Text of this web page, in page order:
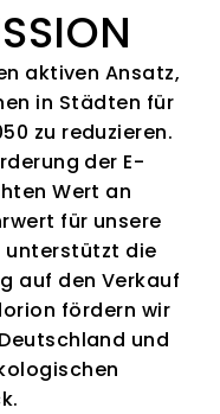
aktiven Ansatz,
in Städten für
zu reduzieren.
der E-
Wert an
für unsere
unterstützt die
auf den Verkauf
fördern wir
und